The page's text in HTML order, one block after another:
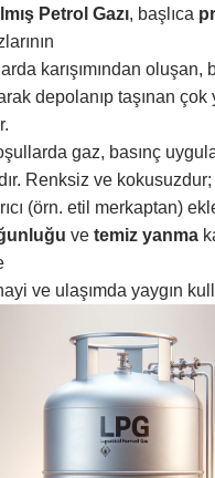
Petrol Gazı, başlıca
karışımından oluşan,
depolanıp taşınan
gaz, basınç
Renksiz ve
(örn. etil merkaptan)
ve temiz yanma
ve ulaşımda yaygın